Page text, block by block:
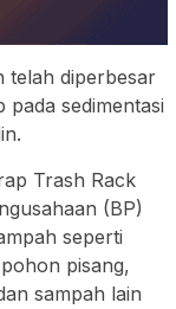
telah diperbesar
pada sedimentasi
Trash Rack
(BP)
seperti
pisang,
sampah lain